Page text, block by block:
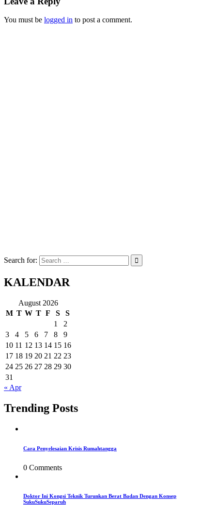
You must be logged in to post a comment.
Search for:
KALENDAR
August 2026
M T W T F S
S
1
2
3
4 5 6 7 8
9
10 11 12 13 14 15 16
17 18 19 20 21 22 23
24 25 26 27 28 29 30
31
« Apr
Trending Posts
Cara Penyelesaian Krisis Rumahtangga
0 Comments
Doktor Ini Kongsi Teknik Turunkan Berat Badan Dengan Konsep
SukuSukuSeparuh